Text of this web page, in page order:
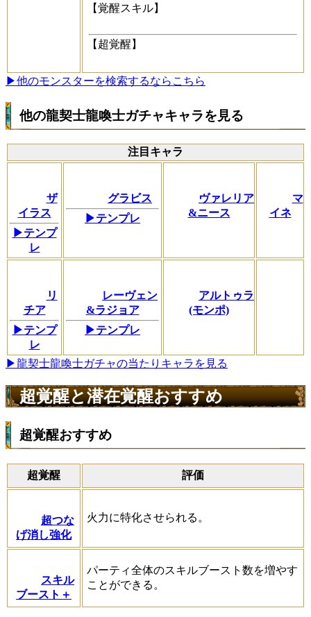
【覚醒スキル】
【超覚醒】
▶他のモンスターを検索するならこちら
他の龍契士龍喚士ガチャキャラを見る
注目キャラ
ザ
イラス
▶テンプ
レ
グラビス
▶テンプレ
ヴァレリア
&ニース
マ
イネ
リ
チア
▶テンプ
レ
レーヴェン
&ラジョア
▶テンプレ
アルトゥラ
(モンポ)
▶龍契士龍喚士ガチャの当たりキャラを見る
超覚醒と潜在覚醒おすすめ
超覚醒おすすめ
超覚醒 評価
超つな
げ消し強化
火力に特化させられる。
スキル
ブースト＋
パーティ全体のスキルブースト数を増やす
ことができる。